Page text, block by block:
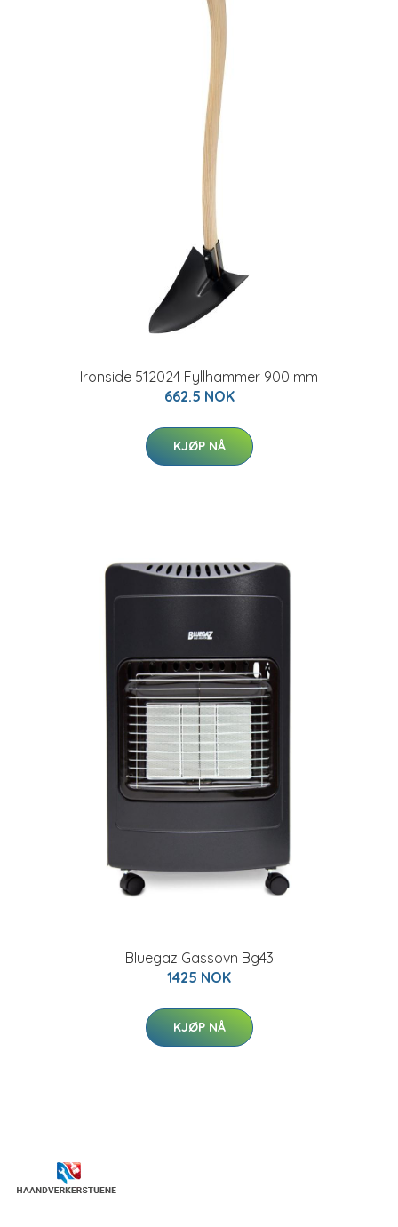
Ironside 512024 Fyllhammer 900 mm
662.5 NOK
KJØP NÅ
Bluegaz Gassovn Bg43
1425 NOK
KJØP NÅ